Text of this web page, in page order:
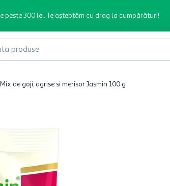
300 lei. Te așteptăm cu drag la cumpărături!
Mix de goji, agrise si merisor Jasmin 100 g